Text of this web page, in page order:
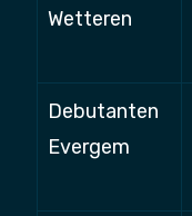
Wetteren
Debutanten
Evergem